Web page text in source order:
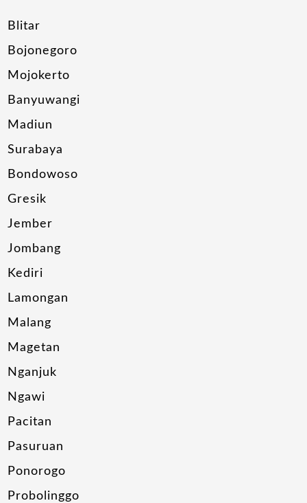
Blitar
Bojonegoro
Mojokerto
Banyuwangi
Madiun
Surabaya
Bondowoso
Gresik
Jember
Jombang
Kediri
Lamongan
Malang
Magetan
Nganjuk
Ngawi
Pacitan
Pasuruan
Ponorogo
Probolinggo